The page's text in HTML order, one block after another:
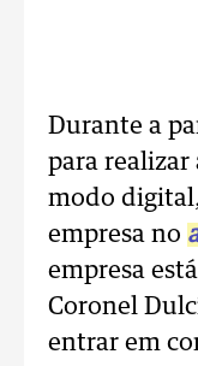
Durante a
para realizar
modo
empresa no
empresa
Coronel
entrar em